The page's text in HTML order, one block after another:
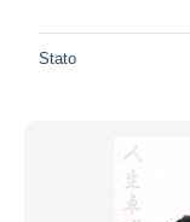
Stato